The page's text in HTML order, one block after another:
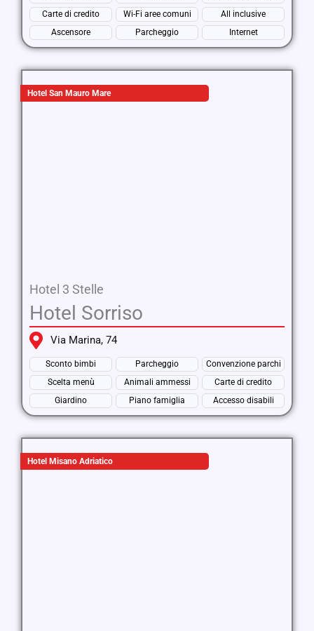
Carte di credito
Wi-Fi aree comuni
All inclusive
Ascensore
Parcheggio Internet
Hotel San Mauro Mare
Hotel 3 Stelle
Hotel Sorriso
Via Marina, 74
Sconto bimbi Parcheggio
Convenzione parchi
Scelta menù
Animali ammessi
Carte di credito
Giardino
Piano famiglia Accesso disabili
Hotel Misano Adriatico